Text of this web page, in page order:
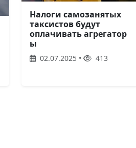
Налоги самозанятых
таксистов будут
оплачивать агрегатор
ы
02.07.2025 • 413